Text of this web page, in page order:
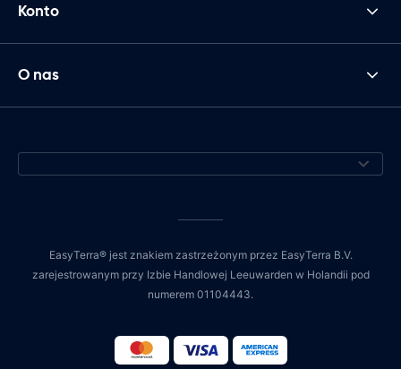
Konto
O nas
EasyTerra® jest znakiem zastrzeżonym przez EasyTerra B.V.
zarejestrowanym przy Izbie Handlowej Leeuwarden w Holandii pod
numerem 01104443.